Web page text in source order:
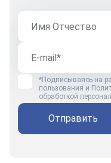
*Подписываясь на
пользования и
обработкой
Отправить